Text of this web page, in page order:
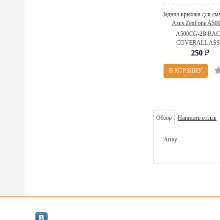
Задняя крышка для
Asus ZenFone
A500CG-2B
COVERALL
250 ₽
Обзор Написать отзыв
Array